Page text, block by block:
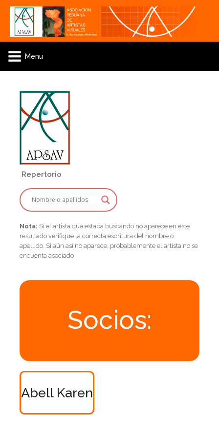
Menu
Repertorio
Nota: Si el artista que estaba buscando no aparece en este
resultado verifique la correcta escritura del nombre o
apellido. Si aún asi no aparece, probablemente el artista no se
encuenta asociado
Socios:
Abell Karen